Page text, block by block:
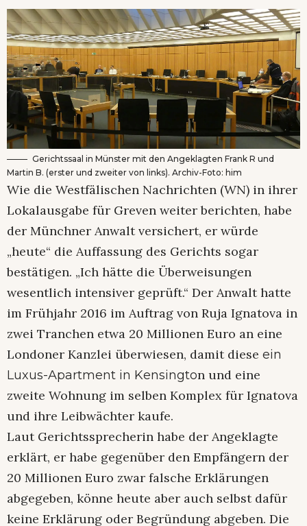
Gerichtssaal in Münster mit den Angeklagten Frank R und
Martin B. (erster und zweiter von links). Archiv-Foto: him
Wie die Westfälischen Nachrichten (WN) in ihrer
Lokalausgabe für Greven weiter berichten, habe
der Münchner Anwalt versichert, er würde
„heute“ die Auffassung des Gerichts sogar
bestätigen. „Ich hätte die Überweisungen
wesentlich intensiver geprüft.“ Der Anwalt hatte
im Frühjahr 2016 im Auftrag von Ruja Ignatova in
zwei Tranchen etwa 20 Millionen Euro an eine
Londoner Kanzlei überwiesen, damit diese ein
Luxus-Apartment in Kensington und eine
zweite Wohnung im selben Komplex für Ignatova
und ihre Leibwächter kaufe.
Laut Gerichtssprecherin habe der Angeklagte
erklärt, er habe gegenüber den Empfängern der
20 Millionen Euro zwar falsche Erklärungen
abgegeben, könne heute aber auch selbst dafür
keine Erklärung oder Begründung abgeben. Die